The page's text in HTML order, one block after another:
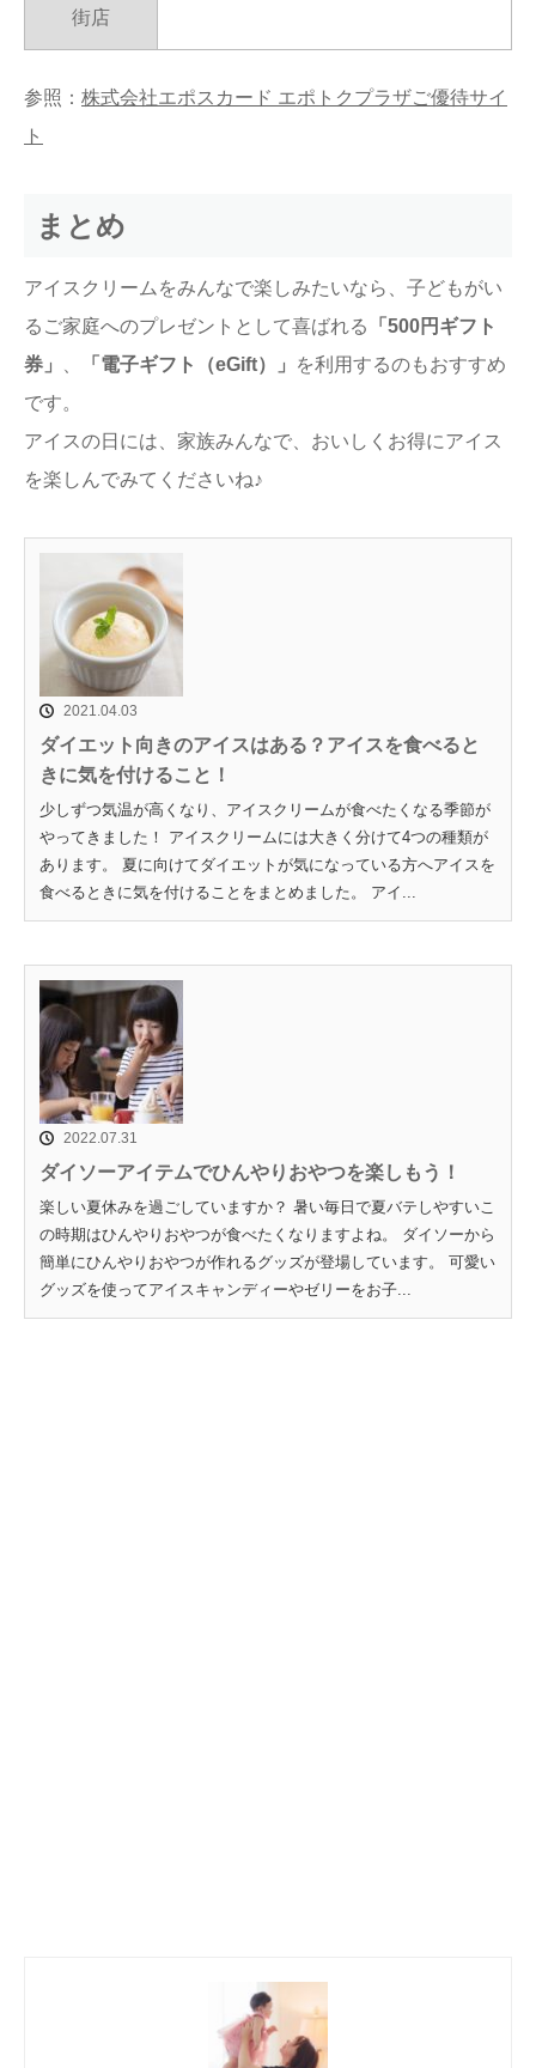
街店
参照： 株式会社エポスカード エポトクプラザご優待サイ
ト
まとめ
アイスクリームをみんなで楽しみたいなら、子どもがい
るご家庭へのプレゼントとして喜ばれる
「500円ギフト
券」
「電子ギフト（eGift）」
を利用するのもおすすめ
です。
アイスの日には、家族みんなで、おいしくお得にアイス
を楽しんでみてくださいね♪
2021.04.03
ダイエット向きのアイスはある？アイスを食べると
きに気を付けること！
少しずつ気温が高くなり、アイスクリームが食べたくなる季節が
やってきました！ アイスクリームには大きく分けて4つの種類が
あります。 夏に向けてダイエットが気になっている方へアイスを
食べるときに気を付けることをまとめました。 アイ...
2022.07.31
ダイソーアイテムでひんやりおやつを楽しもう！
楽しい夏休みを過ごしていますか？ 暑い毎日で夏バテしやすいこ
の時期はひんやりおやつが食べたくなりますよね。 ダイソーから
簡単にひんやりおやつが作れるグッズが登場しています。 可愛い
グッズを使ってアイスキャンディーやゼリーをお子...